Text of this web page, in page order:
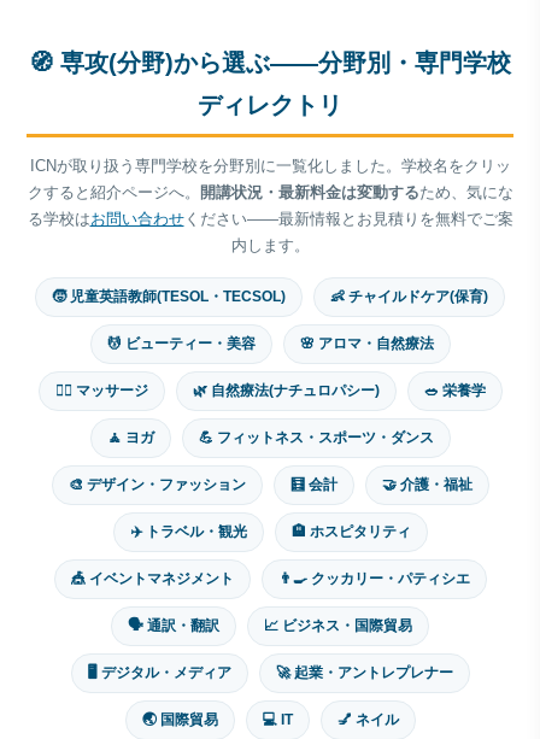
🧭 専攻(分野)から選ぶ——分野別・専門学校
ディレクトリ
ICNが取り扱う専門学校を分野別に一覧化しました。学校名をクリッ
クすると紹介ページへ。
開講状況・最新料金は変動するため、気にな
る学校はお問い合わせください——最新情報とお見積りを無料でご案
内します。
🧒 児童英語教師(TESOL・TECSOL) 👶 チャイルドケア(保育)
💆 ビューティー・美容 🌸 アロマ・自然療法
💆‍♂️ マッサージ 🌿 自然療法(ナチュロパシー) 🥗 栄養学
🧘 ヨガ 💪 フィットネス・スポーツ・ダンス
🎨 デザイン・ファッション 🧮 会計 🤝 介護・福祉
✈️ トラベル・観光 🏨 ホスピタリティ
🎪 イベントマネジメント 👨‍🍳 クッカリー・パティシエ
🗣 通訳・翻訳 📈 ビジネス・国際貿易
🖥 デジタル・メディア 🚀 起業・アントレプレナー
🌏 国際貿易 💻 IT 💅 ネイル